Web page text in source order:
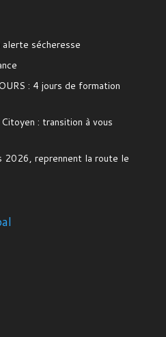
sécheresse
: 4 jours de formation
: transition à vous
2026, reprennent la route le